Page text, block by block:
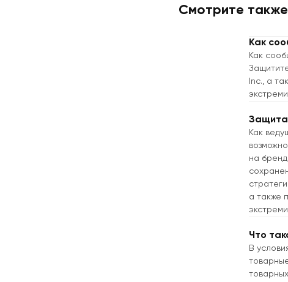
Смотрите также
Как
Как
Inc., а
Защита
Как
на
а также
Что
В